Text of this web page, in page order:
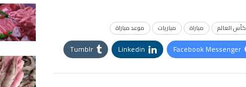
كأس العالم مباراة مباريات موعد مباراة
Facebook Messenger
Linkedin
Tumblr